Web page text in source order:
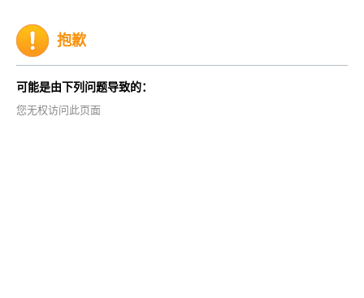
抱歉
可能是由下列问题导致的：
您无权访问此页面